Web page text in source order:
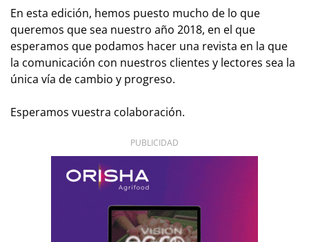
En esta edición, hemos puesto mucho de lo que
queremos que sea nuestro año 2018, en el que
esperamos que podamos hacer una revista en la que
la comunicación con nuestros clientes y lectores sea la
única vía de cambio y progreso.
Esperamos vuestra colaboración.
PUBLICIDAD